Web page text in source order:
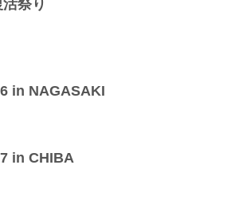
祭り
in NAGASAKI
in CHIBA